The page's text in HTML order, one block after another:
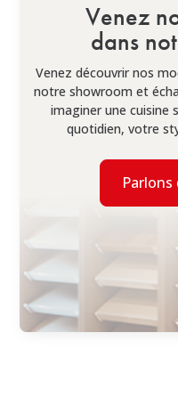
Venez
dans
Venez découvrir nos
notre showroom et
imaginer une cuisine
quotidien, votre